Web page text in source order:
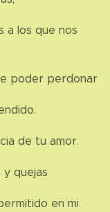
a los que nos
poder perdonar
de tu amor.
quejas
en mi